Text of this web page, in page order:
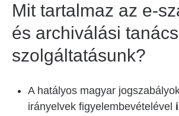
Mit tartalmaz az e-
és archiválási
szolgáltatásunk?
A hatályos magyar
irányelvek figyelembevételével